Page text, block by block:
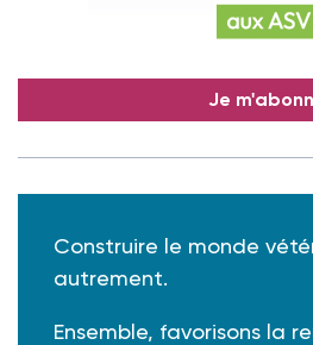
Je
Construire le monde
autrement.
Ensemble, favorisons la